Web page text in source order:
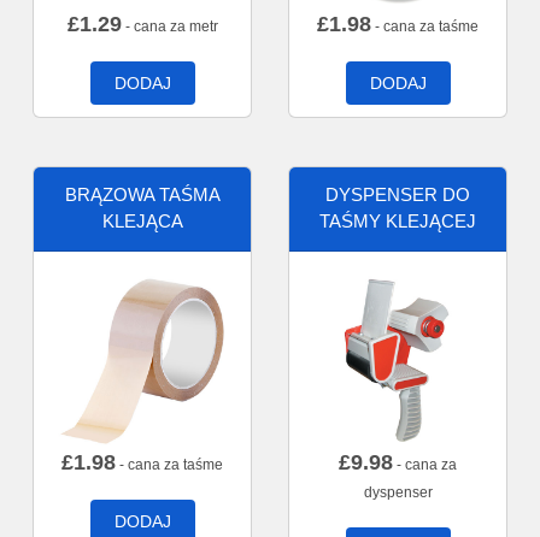
£1.29- cana za metr
DODAJ
£1.98 - cana za taśme
DODAJ
BRĄZOWA TAŚMA
KLEJĄCA
£1.98 - cana za taśme
DODAJ
DYSPENSER DO
TAŚMY KLEJĄCEJ
£9.98 - cana za
dyspenser